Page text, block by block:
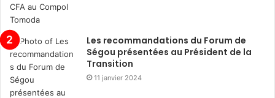
Les recommandations du Forum de
Ségou présentées au Président de la
Transition
11 janvier 2024